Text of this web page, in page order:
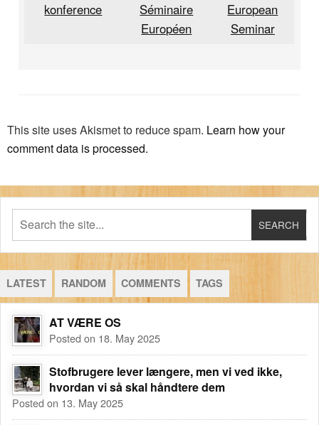
konference
Séminaire
Européen
European
Seminar
This site uses Akismet to reduce spam. Learn how your
comment data is processed.
LATEST RANDOM COMMENTS TAGS
AT VÆRE OS
Posted on 18. May 2025
Stofbrugere lever længere, men vi ved ikke,
hvordan vi så skal håndtere dem
Posted on 13. May 2025